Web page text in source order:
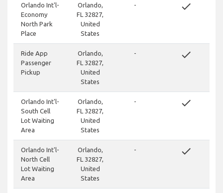
Orlando Int'l-
Economy
North Park
Place
Orlando,
FL 32827,
United
States
- done
Ride App
Passenger
Pickup
Orlando,
FL 32827,
United
States
- done
Orlando Int'l-
South Cell
Lot Waiting
Area
Orlando,
FL 32827,
United
States
- done
Orlando Int'l-
North Cell
Lot Waiting
Area
Orlando,
FL 32827,
United
States
- done